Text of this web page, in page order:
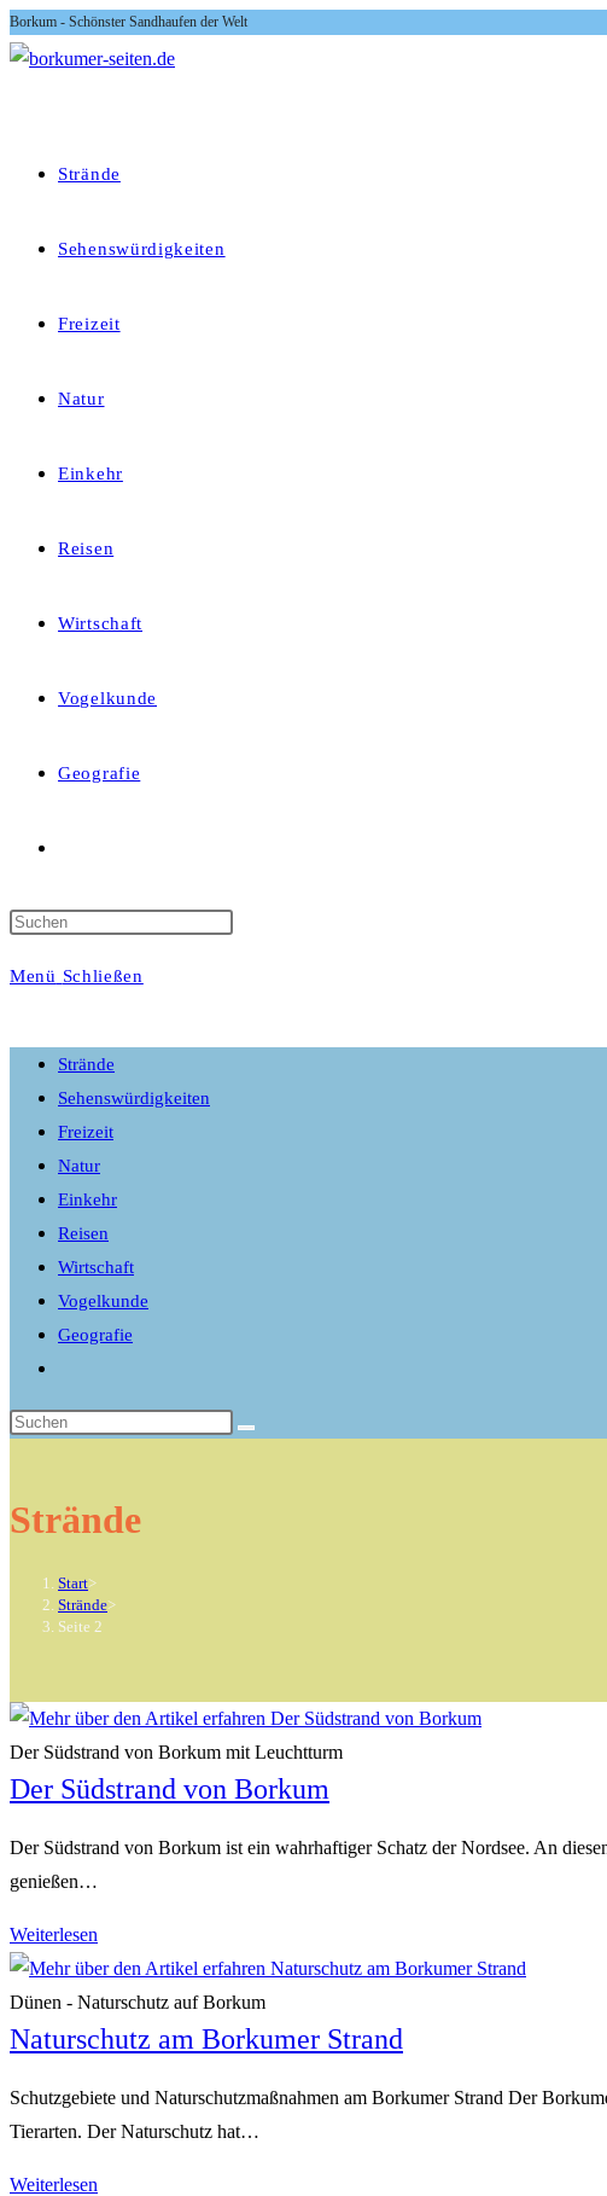
Zum
Inhalt
Borkum - Schönster Sandhaufen der Welt
Strände
Sehenswürdigkeiten
Freizeit
Natur
Einkehr
Reisen
Wirtschaft
Vogelkunde
Geografie
Suche
Menü Schließen
Strände
Sehenswürdigkeiten
Freizeit
Natur
Einkehr
Reisen
Wirtschaft
Vogelkunde
Geografie
umschalten
Strände
Start>
Strände>
Seite 2
Der Südstrand von Borkum mit Leuchtturm
Der Südstrand von Borkum
Der Südstrand von Borkum ist ein wahrhaftiger Schatz der Nordsee. An
genießen…
Weiterlesen
Südstrand
von
Borkum
Dünen - Naturschutz auf Borkum
Naturschutz am Borkumer Strand
Schutzgebiete und Naturschutzmaßnahmen am Borkumer Strand Der
Tierarten. Der Naturschutz hat…
Weiterlesen